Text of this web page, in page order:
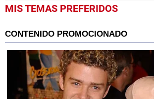
MIS TEMAS PREFERIDOS